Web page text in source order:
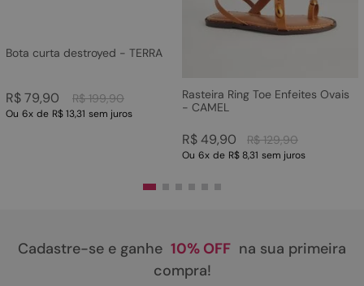
Bota curta destroyed - TERRA
R$ 199,90
R$79,90
Ou 6x de R$ 13,31 sem juros
Rasteira Ring Toe Enfeites Ovais
- CAMEL
R$ 129,90
R$49,90
Ou 6x de R$ 8,31 sem juros
Cadastre-se e ganhe 10% OFF na sua primeira
compra!